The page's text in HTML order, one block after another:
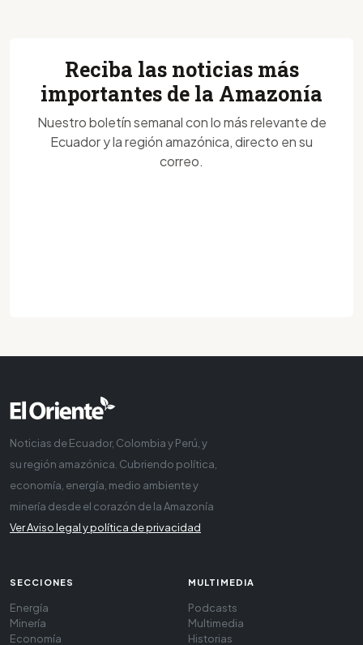
Reciba las noticias más
importantes de la Amazonía
Nuestro boletín semanal con lo más relevante de
Ecuador y la región amazónica, directo en su
correo.
Noticias de Ecuador, Colombia y Perú, y
su región amazónica. Cubriendo política,
economía, energía, medio ambiente y
minería desde el corazón de la Amazonía
Ver Aviso legal y política de privacidad
SECCIONES
Energía
Minería
Economía
MULTIMEDIA
Podcasts
Multimedia
Historias